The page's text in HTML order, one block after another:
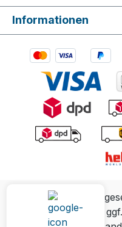
Informationen
Alle Preise inkl.
Versandkostenund